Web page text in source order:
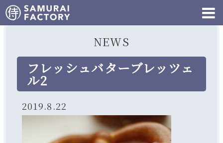
NEWS
フレッシュバターブレッツェ
ル2
2019.8.22